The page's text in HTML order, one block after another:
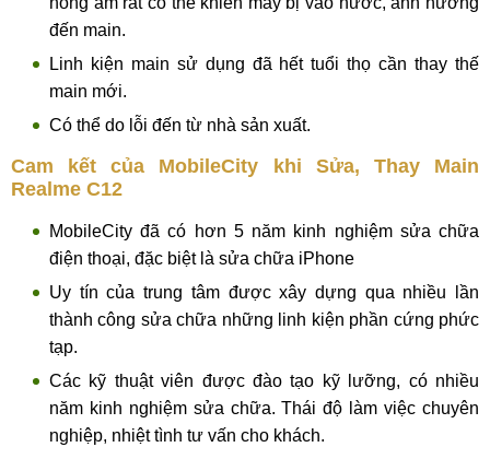
đến main.
Linh kiện main sử dụng đã hết tuổi thọ cần thay thế
main mới.
Có thể do lỗi đến từ nhà sản xuất.
Cam kết của MobileCity khi Sửa, Thay Main
Realme C12
MobileCity đã có hơn 5 năm kinh nghiệm sửa chữa
điện thoại, đặc biệt là sửa chữa iPhone
Uy tín của trung tâm được xây dựng qua nhiều lần
thành công sửa chữa những linh kiện phần cứng phức
tạp.
Các kỹ thuật viên được đào tạo kỹ lưỡng, có nhiều
năm kinh nghiệm sửa chữa. Thái độ làm việc chuyên
nghiệp, nhiệt tình tư vấn cho khách.